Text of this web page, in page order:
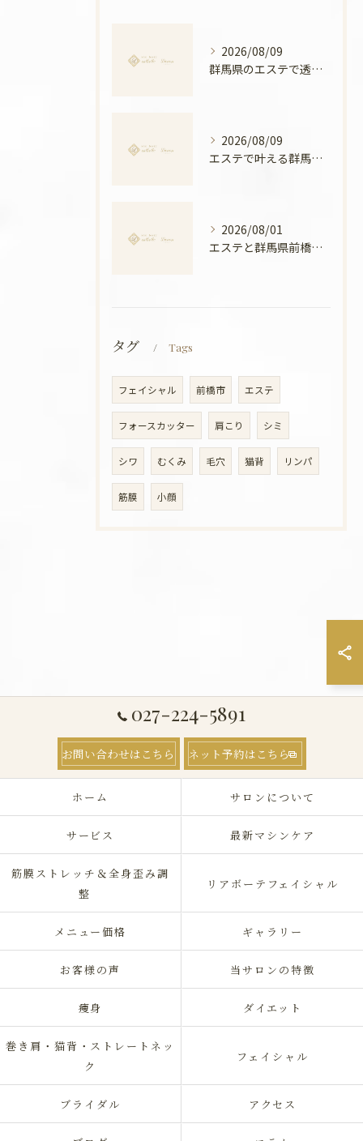
2026/08/09
群馬県のエステで透明感アップするためのポイントと実感できる理由
2026/08/09
エステで叶える群馬県前橋市の美姿勢と全身バランスアップ徹底ガイド
2026/08/01
エステと群馬県前橋市ボディメンテナンス徹底比較と安心できる選び方ガイド
タグ Tags
フェイシャル 前橋市 エステ
フォースカッター 肩こり シミ
シワ むくみ 毛穴 猫背 リンパ
筋膜 小顔
027-224-5891
お問い合わせはこちら ネット予約はこちら
ホーム サロンについて
サービス 最新マシンケア
筋膜ストレッチ＆全身歪み調
整
リアボーテフェイシャル
メニュー価格 ギャラリー
お客様の声 当サロンの特徴
痩身 ダイエット
巻き肩・猫背・ストレートネッ
ク
フェイシャル
ブライダル アクセス